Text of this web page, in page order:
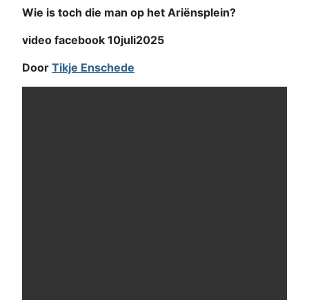
Wie is toch die man op het Ariënsplein?
video facebook 10juli2025
Door Tikje Enschede